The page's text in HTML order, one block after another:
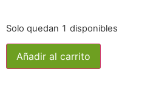
Solo quedan 1 disponibles
Añadir al carrito